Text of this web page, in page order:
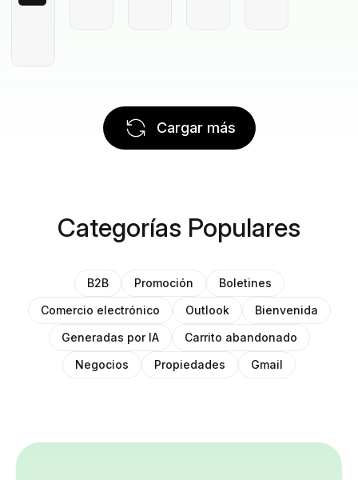
Cargar más
Categorías Populares
B2B Promoción
Boletines
Comercio electrónico
Outlook
Bienvenida
Generadas por IA
Carrito abandonado
Negocios
Propiedades Gmail